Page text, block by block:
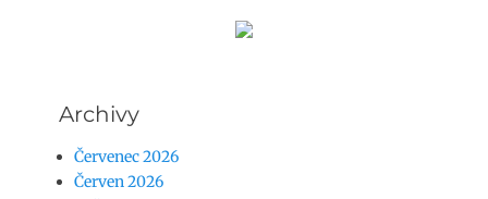
Archivy
Červenec 2026
Červen 2026